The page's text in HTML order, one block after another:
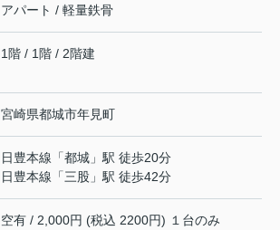
アパート / 軽量鉄骨
1階 / 1階 / 2階建
宮崎県都城市年見町
日豊本線 「都城 」駅 徒歩20分
日豊本線 「三股 」駅 徒歩42分
空有 / 2,000円 (税込 2200円) １台のみ